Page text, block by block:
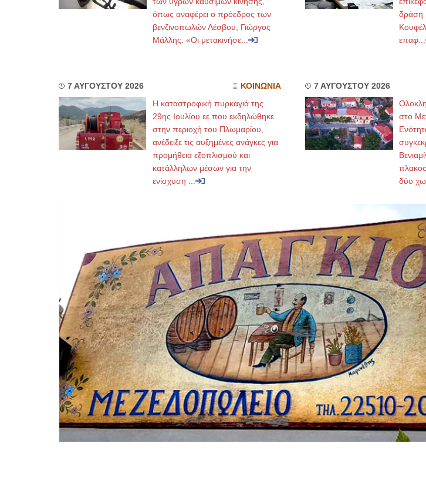
όπως αναφέρει ο πρόεδρος των
βενζινοπωλών Λέσβου, Γιώργος
Μάλλης. «Οι μετακινήσε...
δράση
επαφ...
7 ΑΥΓΟΥΣΤΟΥ 2026 ΚΟΙΝΩΝΙΑ
Η καταστροφική πυρκαγιά της
29ης Ιουλίου εε που εκδηλώθηκε
στην περιοχή του Πλωμαρίου,
ανέδειξε τις αυξημένες ανάγκες για
προμήθεια εξοπλισμού και
κατάλληλων μέσων για την
ενίσχυση ...
7 ΑΥΓΟΥΣΤΟΥ 2026
στο
δύο